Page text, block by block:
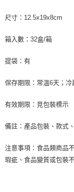
尺寸：12.5x19x8cm
箱入數：32盒/箱
提袋：有
保存期限：常溫6天；冷
有效期限：見包裝標示
備註：產品包裝、款式
注意事項：食品類商品
瑕疵、食品變質或包裝